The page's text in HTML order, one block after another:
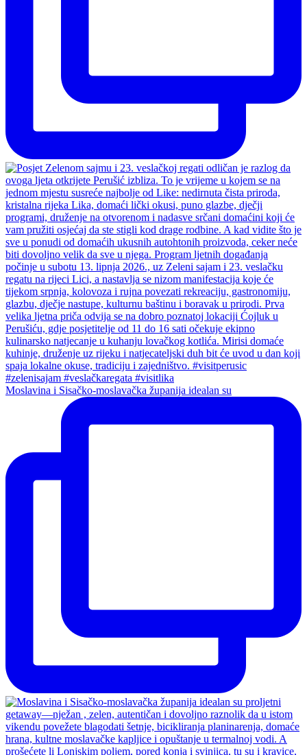
Moslavina i Sisačko-moslavačka županija idealan su